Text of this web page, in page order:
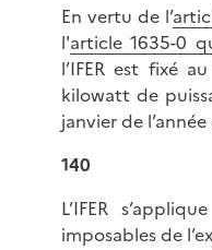
En vertu de l’
l'article 1635-0
l’IFER est fixé
kilowatt de
janvier de
140
L’IFER
imposables de